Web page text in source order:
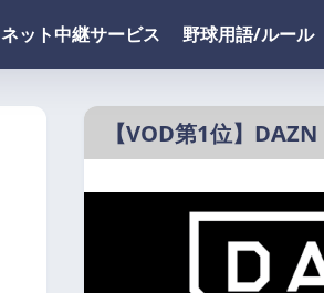
ネット中継サービス 野球用語/ルール
【VOD第1位】DAZN